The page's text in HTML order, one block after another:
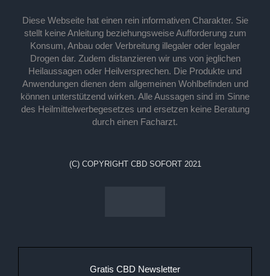
Diese Webseite hat einen rein informativen Charakter. Sie
stellt keine Anleitung beziehungsweise Aufforderung zum
Konsum, Anbau oder Verbreitung illegaler oder legaler
Drogen dar. Zudem distanzieren wir uns von jeglichen
Heilaussagen oder Heilversprechen. Die Produkte und
Anwendungen dienen dem allgemeinen Wohlbefinden und
können unterstützend wirken. Alle Aussagen sind im Sinne
des Heilmittelwerbegesetzes und ersetzen keine Beratung
durch einen Facharzt.
(C) COPYRIGHT CBD SOFORT 2021
Gratis CBD Newsletter